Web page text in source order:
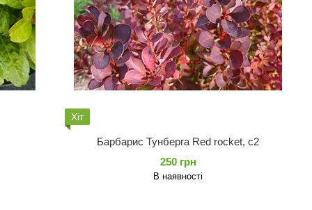
Хіт
Барбарис Тунберга Red rocket, с2
250 грн
В наявності